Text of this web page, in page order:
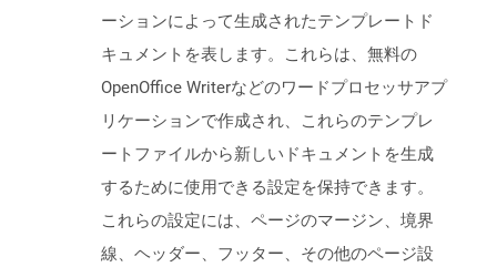
ーションによって生成されたテンプレートド
キュメントを表します。これらは、無料の
OpenOffice Writerなどのワードプロセッサアプ
リケーションで作成され、これらのテンプレ
ートファイルから新しいドキュメントを生成
するために使用できる設定を保持できます。
これらの設定には、ページのマージン、境界
線、ヘッダー、フッター、その他のページ設